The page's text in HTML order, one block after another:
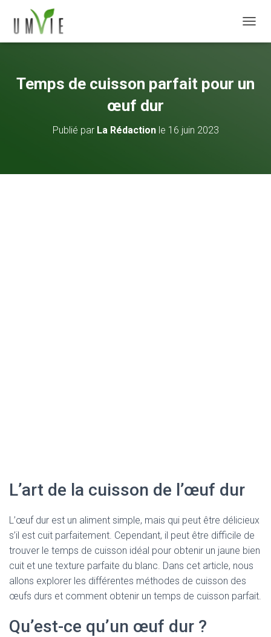
Temps de cuisson parfait pour un
œuf dur
Publié par La Rédactionle 16 juin 2023
L’art de la cuisson de l’œuf dur
L’œuf dur est un aliment simple, mais qui peut être délicieux
s’il est cuit parfaitement. Cependant, il peut être difficile de
trouver le temps de cuisson idéal pour obtenir un jaune bien
cuit et une texture parfaite du blanc. Dans cet article, nous
allons explorer les différentes méthodes de cuisson des
œufs durs et comment obtenir un temps de cuisson parfait.
Qu’est-ce qu’un œuf dur ?